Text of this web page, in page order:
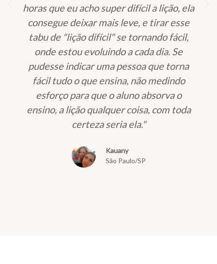
horas que eu acho super difícil a lição, ela
consegue deixar mais leve, e tirar esse
tabu de "lição difícil" se tornando fácil,
onde estou evoluindo a cada dia. Se
pudesse indicar uma pessoa que torna
fácil tudo o que ensina, não medindo
esforço para que o aluno absorva o
ensino, a lição qualquer coisa, com toda
certeza seria ela."
Kauany
São Paulo/SP